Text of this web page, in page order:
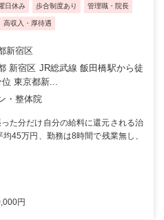
日休み 歩合制度あり 管理職・院長
高収入・厚待遇
新宿区
新宿区 JR総武線 飯田橋駅から徒
位 東京都新...
・整体院
た分だけ自分の給料に還元される治
45万円、勤務は8時間で残業無し、
円